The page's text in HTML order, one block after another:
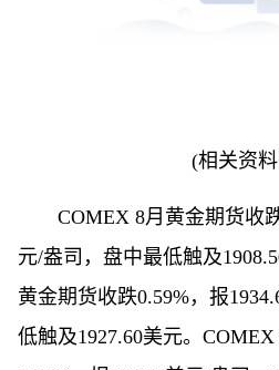
(相关资
COMEX 8月黄金期货收
元/盎司，盘中最低触及
黄金期货收跌0.59%，报
低触及1927.60美元。